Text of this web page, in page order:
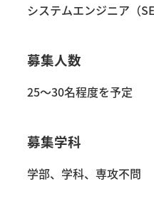
システムエンジニア（SE
募集人数
25～30名程度を予定
募集学科
学部、学科、専攻不問